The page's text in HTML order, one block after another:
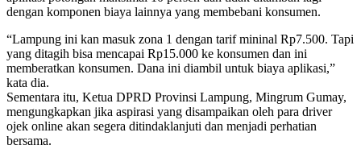
dengan komponen biaya lainnya yang membebani konsumen.
“Lampung ini kan masuk zona 1 dengan tarif mininal Rp7.500. Tapi
yang ditagih bisa mencapai Rp15.000 ke konsumen dan ini
memberatkan konsumen. Dana ini diambil untuk biaya aplikasi,”
kata dia.
Sementara itu, Ketua DPRD Provinsi Lampung, Mingrum Gumay,
mengungkapkan jika aspirasi yang disampaikan oleh para driver
ojek online akan segera ditindaklanjuti dan menjadi perhatian
bersama.